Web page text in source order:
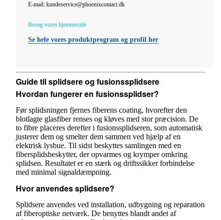
E-mail: kundeservice@phoenixcontact.dk
Besøg vores hjemmeside
Se hele vores produktprogram og profil her
Guide til splidsere og fusionssplidsere
Hvordan fungerer en fusionssplidser?
Før splidsningen fjernes fiberens coating, hvorefter den
blotlagte glasfiber renses og kløves med stor præcision. De
to fibre placeres derefter i fusionssplidseren, som automatisk
justerer dem og smelter dem sammen ved hjælp af en
elektrisk lysbue. Til sidst beskyttes samlingen med en
fibersplidsbeskytter, der opvarmes og krymper omkring
splidsen. Resultatet er en stærk og driftssikker forbindelse
med minimal signaldæmpning.
Hvor anvendes splidsere?
Splidsere anvendes ved installation, udbygning og reparation
af fiberoptiske netværk. De benyttes blandt andet af